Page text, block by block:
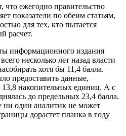
что ежегодно правительство
показатели по обеим статьям,
для тех, кто пытается
расчет.
информационного издания
несколько лет назад власти
хотя бы 11,4 балла.
предоставить данные,
13,8 накопительных единиц. А с
до предельных 23,4 балла.
ни один аналитик не может
дорастет планка в году